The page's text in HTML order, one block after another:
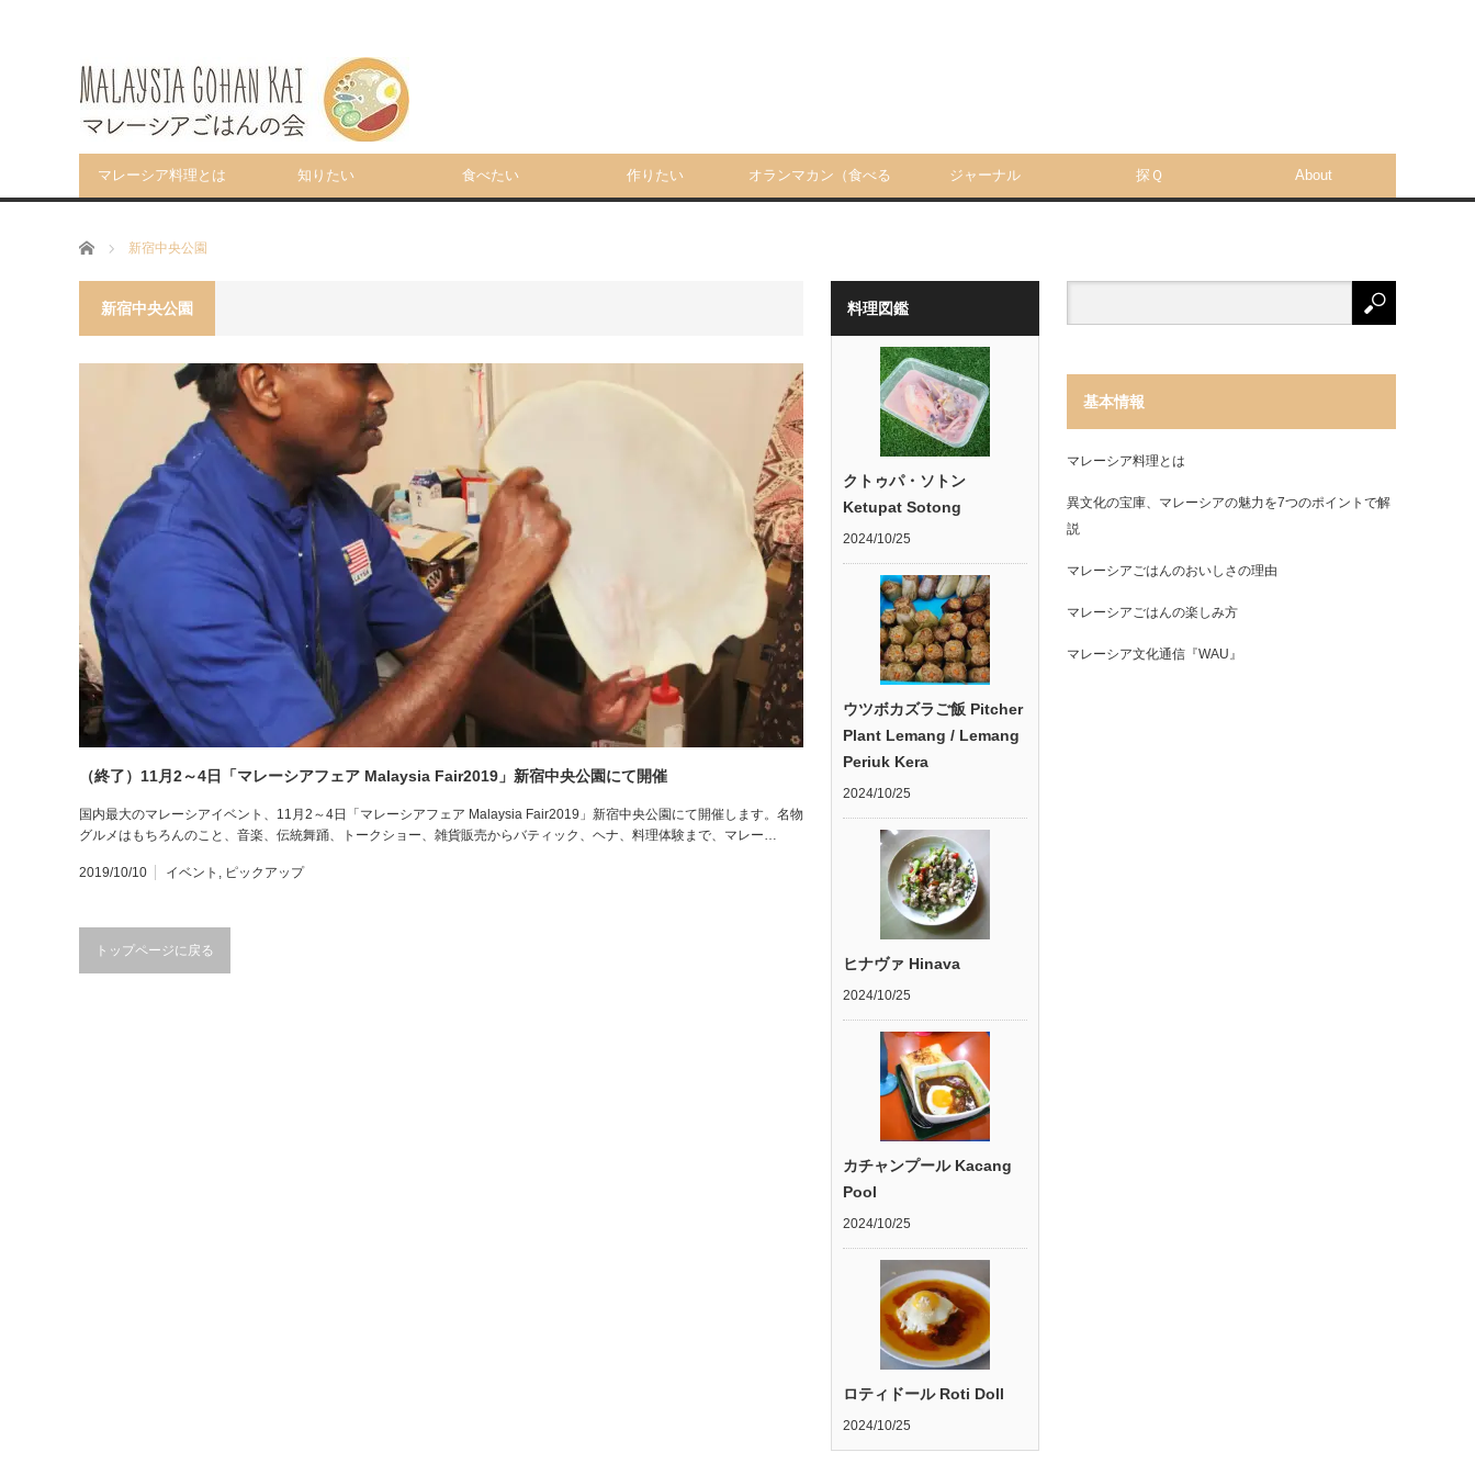
マレーシア料理とは 知りたい 食べたい 作りたい オランマカン（食べる ジャーナル 探Ｑ About
ホーム 新宿中央公園
新宿中央公園
（終了）11月2～4日「マレーシアフェア Malaysia Fair2019」新宿中央公園にて開催
国内最大のマレーシアイベント、11月2～4日「マレーシアフェア Malaysia Fair2019」新宿中央公園にて開催します。名物
グルメはもちろんのこと、音楽、伝統舞踊、トークショー、雑貨販売からバティック、ヘナ、料理体験まで、マレー…
2019/10/10 イベント , ピックアップ
トップページに戻る
料理図鑑
クトゥパ・ソトン
Ketupat Sotong
2024/10/25
ウツボカズラご飯 Pitcher
Plant Lemang / Lemang
Periuk Kera
2024/10/25
ヒナヴァ Hinava
2024/10/25
カチャンプール Kacang
Pool
2024/10/25
ロティドール Roti Doll
2024/10/25
基本情報
マレーシア料理とは
異文化の宝庫、マレーシアの魅力を7つのポイントで解
説
マレーシアごはんのおいしさの理由
マレーシアごはんの楽しみ方
マレーシア文化通信『WAU』